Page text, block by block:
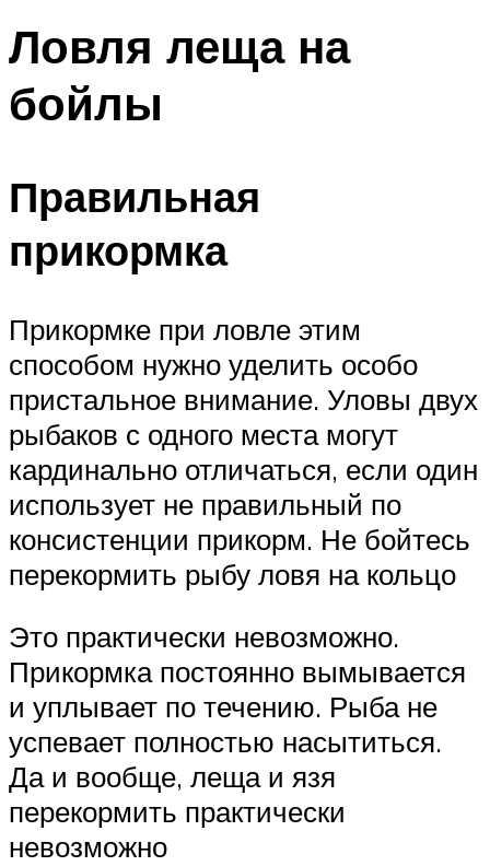
Ловля леща на
бойлы
Правильная
прикормка
Прикормке при ловле этим
способом нужно уделить особо
пристальное внимание. Уловы двух
рыбаков с одного места могут
кардинально отличаться, если один
использует не правильный по
консистенции прикорм. Не бойтесь
перекормить рыбу ловя на кольцо
Это практически невозможно.
Прикормка постоянно вымывается
и уплывает по течению. Рыба не
успевает полностью насытиться.
Да и вообще, леща и язя
перекормить практически
невозможно